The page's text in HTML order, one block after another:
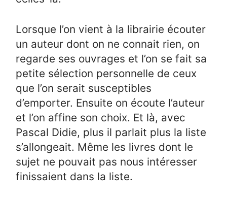
Lorsque l’on vient à la librairie écouter
un auteur dont on ne connait rien, on
regarde ses ouvrages et l’on se fait sa
petite sélection personnelle de ceux
que l’on serait susceptibles
d’emporter. Ensuite on écoute l’auteur
et l’on affine son choix. Et là, avec
Pascal Didie, plus il parlait plus la liste
s’allongeait. Même les livres dont le
sujet ne pouvait pas nous intéresser
finissaient dans la liste.